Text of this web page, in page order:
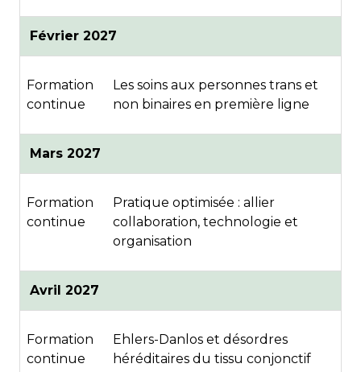
Février 2027
Formation
continue
Les soins aux personnes trans et
non binaires en première ligne
Mars 2027
Formation
continue
Pratique optimisée : allier
collaboration, technologie et
organisation
Avril 2027
Formation
continue
Ehlers-Danlos et désordres
héréditaires du tissu conjonctif